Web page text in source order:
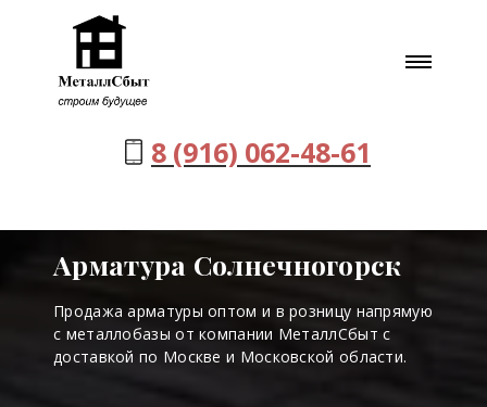
8 (916) 062-48-61
Арматура Солнечногорск
Продажа арматуры оптом и в розницу напрямую
с металлобазы от компании МеталлСбыт с
доставкой по Москве и Московской области.